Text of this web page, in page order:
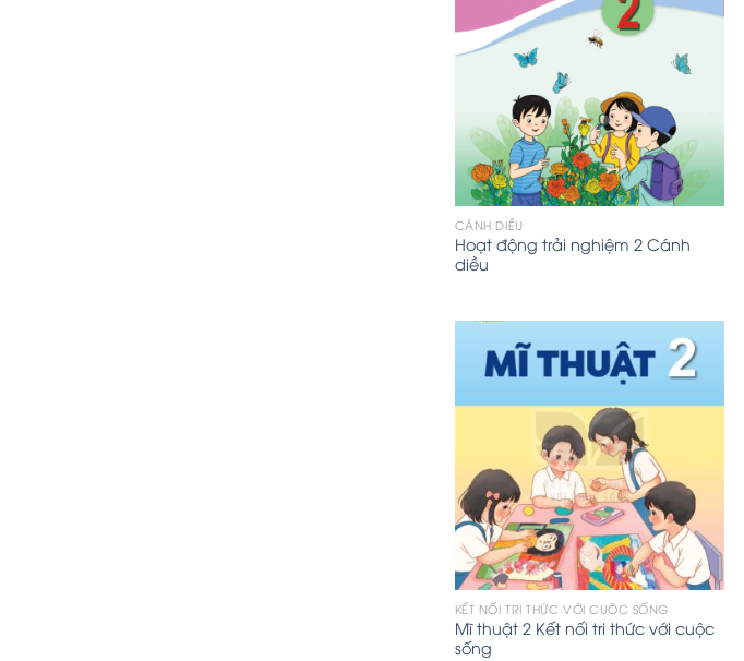
CÁNH DIỀU
Hoạt động trải nghiệm 2 Cánh
diều
KẾT NỐI TRI THỨC VỚI CUỘC SỐNG
Mĩ thuật 2 Kết nối tri thức với cuộc
sống